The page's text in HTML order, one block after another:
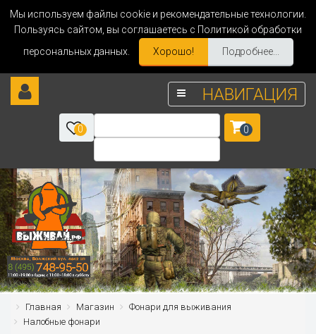
Мы используем файлы cookie и рекомендательные технологии.
Пользуясь сайтом, вы соглашаетесь с Политикой обработки
персональных данных.
Хорошо! Подробнее...
НАВИГАЦИЯ
0 0
Главная Магазин
Фонари для выживания
Налобные фонари